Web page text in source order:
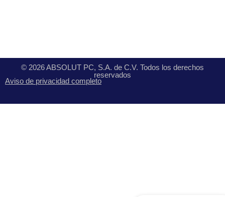
© 2026 ABSOLUT PC, S.A. de C.V. Todos los derechos
reservados
Aviso de privacidad completo